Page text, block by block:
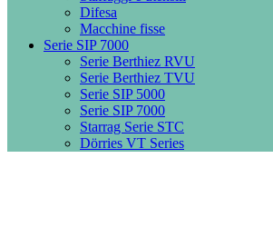
Difesa
Macchine fisse
Serie SIP 7000
Serie Berthiez RVU
Serie Berthiez TVU
Serie SIP 5000
Serie SIP 7000
Starrag Serie STC
Dörries VT Series